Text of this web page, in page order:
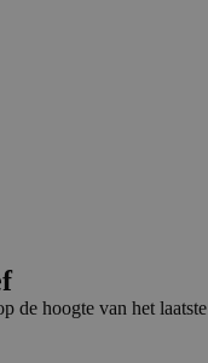
de hoogte van het laatste